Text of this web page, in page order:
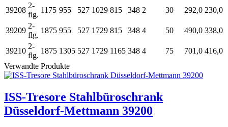
39208
2-
flg.
1175 955 527 1029 815 348 2 30 292,0 230,0
39209
2-
flg.
1875 955 527 1729 815 348 4 50 490,0 338,0
39210
2-
flg.
1875 1305 527 1729 1165 348 4 75 701,0 416,0
Verwandte Produkte
ISS-Tresore Stahlbüroschrank
Düsseldorf-Mettmann 39200